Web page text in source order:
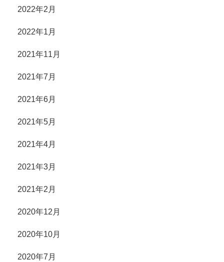
2022年2月
2022年1月
2021年11月
2021年7月
2021年6月
2021年5月
2021年4月
2021年3月
2021年2月
2020年12月
2020年10月
2020年7月